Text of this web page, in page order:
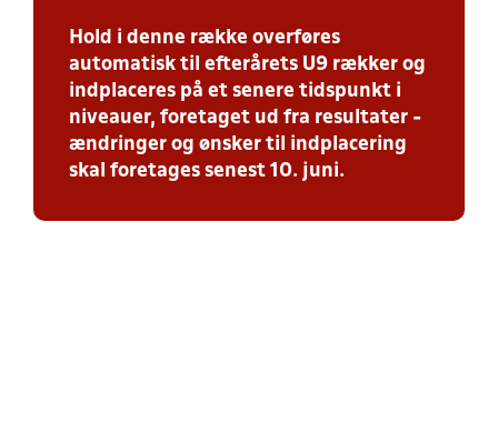
Hold i denne række overføres
automatisk til efterårets U9 rækker og
indplaceres på et senere tidspunkt i
niveauer, foretaget ud fra resultater -
ændringer og ønsker til indplacering
skal foretages senest 10. juni.